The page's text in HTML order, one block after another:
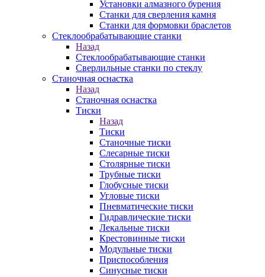
Установки алмазного бурения
Станки для сверления камня
Станки для формовки браслетов
Стеклообрабатывающие станки
Назад
Стеклообрабатывающие станки
Сверлильные станки по стеклу
Станочная оснастка
Назад
Станочная оснастка
Тиски
Назад
Тиски
Станочные тиски
Слесарные тиски
Столярные тиски
Трубные тиски
Глобусные тиски
Угловые тиски
Пневматические тиски
Гидравлические тиски
Лекальные тиски
Крестовинные тиски
Модульные тиски
Приспособления
Синусные тиски